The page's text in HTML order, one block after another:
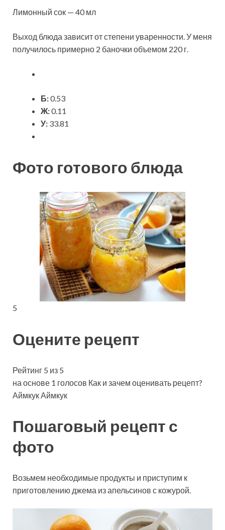
Лимонный сок — 40 мл
Выход блюда зависит от степени уваренности. У меня
получилось примерно 2 баночки объемом 220 г.
Б:0.53
Ж:0.11
У: 33.81
Фото готового блюда
5
Оцените рецепт
Рейтинг 5 из 5
на основе 1 голосов Как и зачем оценивать рецепт?
Аймкук Аймкук
Пошаговый рецепт с
фото
Возьмем необходимые продукты и приступим к
приготовлению джема из апельсинов с кожурой.